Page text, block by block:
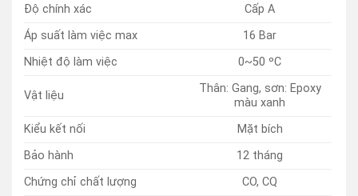
Độ chính xác
Cấp A
Áp suất làm việc max
16 Bar
Nhiệt độ làm việc
0~50 ºC
Vật liệu
Thân: Gang, sơn: Epoxy
màu xanh
Kiểu kết nối
Mặt bích
Bảo hành
12 tháng
Chứng chỉ chất lượng
CO, CQ